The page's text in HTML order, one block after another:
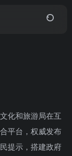
化和旅游局在互
平台，权威发布
提示，搭建政府